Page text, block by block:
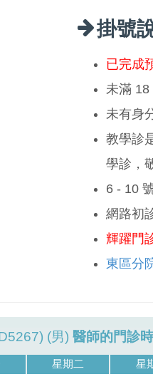
掛號
已完成
未滿 18
未有身
教學診
學診，
6 - 10
網路初
輝躍門
東區分